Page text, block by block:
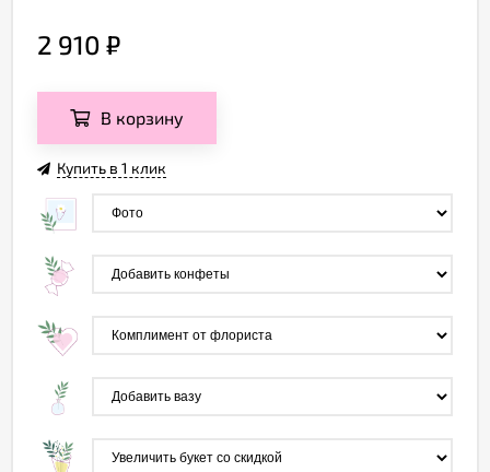
2 910 ₽
В корзину
Купить в 1 клик